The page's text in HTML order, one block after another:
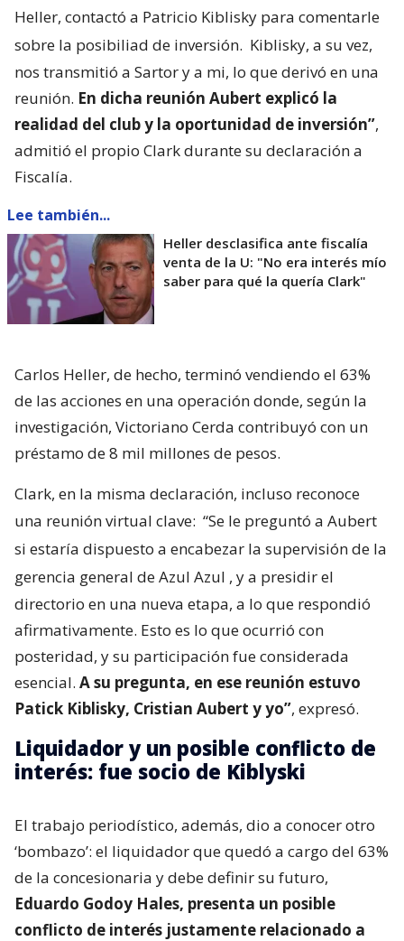
Heller, contactó a Patricio Kiblisky para comentarle
sobre la posibiliad de inversión. Kiblisky, a su vez,
nos transmitió a Sartor y a mi, lo que derivó en una
reunión. En dicha reunión Aubert explicó la
realidad del club y la oportunidad de inversión”,
admitió el propio Clark durante su declaración a
Fiscalía.
Lee también...
Heller desclasifica ante fiscalía
venta de la U: "No era interés mío
saber para qué la quería Clark"
Carlos Heller, de hecho, terminó vendiendo el 63%
de las acciones en una operación donde, según la
investigación, Victoriano Cerda contribuyó con un
préstamo de 8 mil millones de pesos.
Clark, en la misma declaración, incluso reconoce
una reunión virtual clave: “Se le preguntó a Aubert
si estaría dispuesto a encabezar la supervisión de la
gerencia general de Azul Azul , y a presidir el
directorio en una nueva etapa, a lo que respondió
afirmativamente. Esto es lo que ocurrió con
posteridad, y su participación fue considerada
esencial. A su pregunta, en ese reunión estuvo
Patick Kiblisky, Cristian Aubert y yo”, expresó.
Liquidador y un posible conflicto de
interés: fue socio de Kiblyski
El trabajo periodístico, además, dio a conocer otro
‘bombazo’: el liquidador que quedó a cargo del 63%
de la concesionaria y debe definir su futuro,
Eduardo Godoy Hales, presenta un posible
conflicto de interés justamente relacionado a